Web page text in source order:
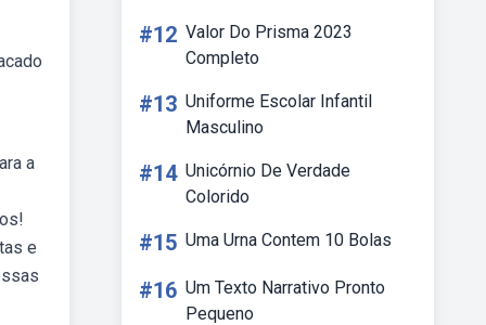
a
e
#12 Valor Do Prisma 2023
Completo
#13 Uniforme Escolar Infantil
Masculino
#14 Unicórnio De Verdade
Colorido
#15 Uma Urna Contem 10 Bolas
#16 Um Texto Narrativo Pronto
Pequeno